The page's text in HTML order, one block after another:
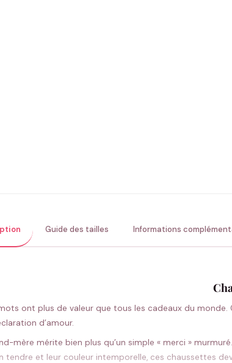
Guide des tailles Informations
ont plus de valeur que tous les cadeaux du
d’amour.
mère mérite bien plus qu’un simple « merci »
tendre et leur couleur intemporelle, ces chaussettes